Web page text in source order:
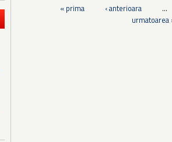
« prima ‹ anterioara
…
urmatoarea